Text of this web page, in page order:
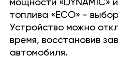
мощности «DYNAMIC»
топлива «ECO» -
Устройство можно
время, восстановив
автомобиля.